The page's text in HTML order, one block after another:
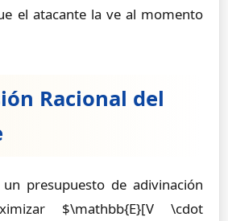
el atacante la ve al momento
Racional del
presupuesto de adivinación
$\mathbb{E}[V \cdot